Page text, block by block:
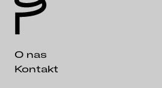
O nas
Kontakt